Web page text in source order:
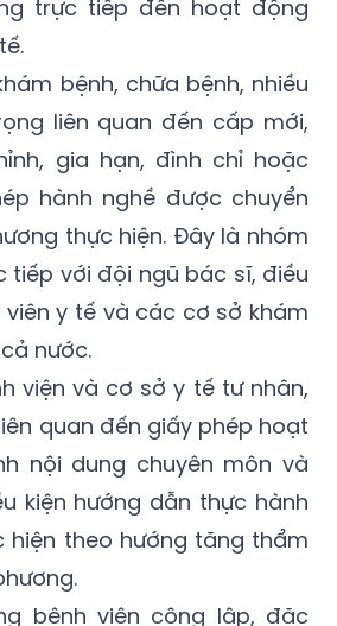
trực tiếp đến hoạt động
bệnh, chữa bệnh, nhiều
liên quan đến cấp mới,
gia hạn, đình chỉ hoặc
hành nghề được chuyển
thực hiện. Đây là nhóm
tiếp với đội ngũ bác sĩ, điều
y tế và các cơ sở khám
nước.
viện và cơ sở y tế tư nhân,
quan đến giấy phép hoạt
nội dung chuyên môn và
kiện hướng dẫn thực hành
hiện theo hướng tăng thẩm
bệnh viện công lập, đặc